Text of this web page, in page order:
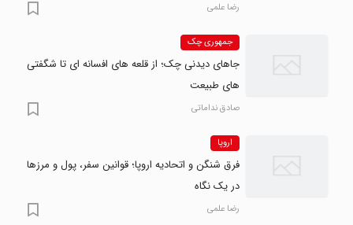
رضا علمی
جمهوری چک
جاهای دیدنی چک؛ از قلعه های افسانه ای تا شگفتی
های طبیعت
صادق نداماتی
اروپا
فرق شنگن و اتحادیه اروپا؛ قوانین سفر، پول و مرزها
در یک نگاه
رضا علمی